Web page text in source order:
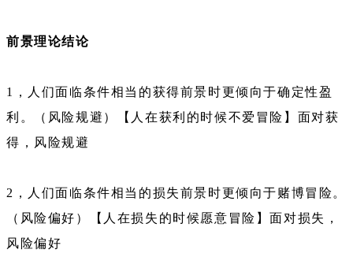
前景理论结论
1，人们面临条件相当的获得前景时更倾向于确定性盈
利。（风险规避）【人在获利的时候不爱冒险】面对获
得，风险规避
2，人们面临条件相当的损失前景时更倾向于赌博冒险。
（风险偏好）【人在损失的时候愿意冒险】面对损失，
风险偏好